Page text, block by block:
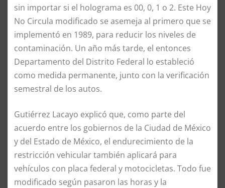
sin importar si el holograma es 00, 0, 1 o 2. Este Hoy
No Circula modificado se asemeja al primero que se
implementó en 1989, para reducir los niveles de
contaminación. Un año más tarde, el entonces
Departamento del Distrito Federal lo estableció
como medida permanente, junto con la verificación
semestral de los autos.
Gutiérrez Lacayo explicó que, como parte del
acuerdo entre los gobiernos de la Ciudad de México
y del Estado de México, el endurecimiento de la
restricción vehicular también aplicará para
vehículos con placa federal y motocicletas. Todo fue
modificado según pasaron las horas y la